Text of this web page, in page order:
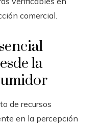
comercial.
la
de recursos
en la percepción